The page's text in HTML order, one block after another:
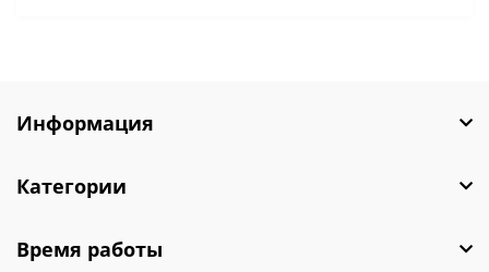
Информация
Категории
Время работы